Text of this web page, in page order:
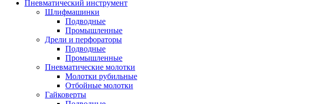
Пневматический инструмент
Шлифмашинки
Подводные
Промышленные
Дрели и перфораторы
Подводные
Промышленные
Пневматические молотки
Молотки рубильные
Отбойные молотки
Гайковерты